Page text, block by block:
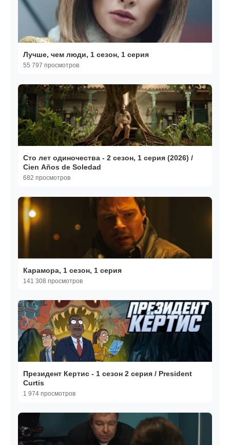
Лучше, чем люди, 1 сезон, 1 серия
55 797 просмотров
Сто лет одиночества - 2 сезон, 1 серия (2026) /
Cien Años de Soledad
682 просмотров
Карамора, 1 сезон, 1 серия
141 308 просмотров
Президент Кертис - 1 сезон 2 серия / President
Curtis
1 974 просмотров